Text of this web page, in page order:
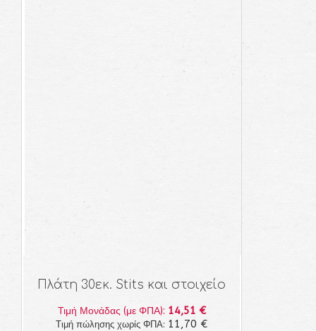
Πλάτη 30εκ. Stits και στοιχείο
Τιμή Μονάδας (με ΦΠΑ): 14,51 €
Τιμή πώλησης χωρίς ΦΠΑ: 11,70 €